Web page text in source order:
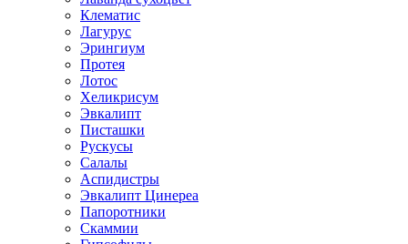
Клематис
Лагурус
Эрингиум
Протея
Лотос
Хеликрисум
Эвкалипт
Писташки
Рускусы
Салалы
Аспидистры
Эвкалипт Цинереа
Папоротники
Скаммии